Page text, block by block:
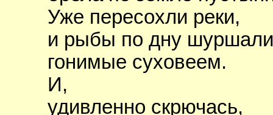
Уже пересохли реки,
и рыбы по дну
гонимые суховеем.
И,
удивленно скрючась,